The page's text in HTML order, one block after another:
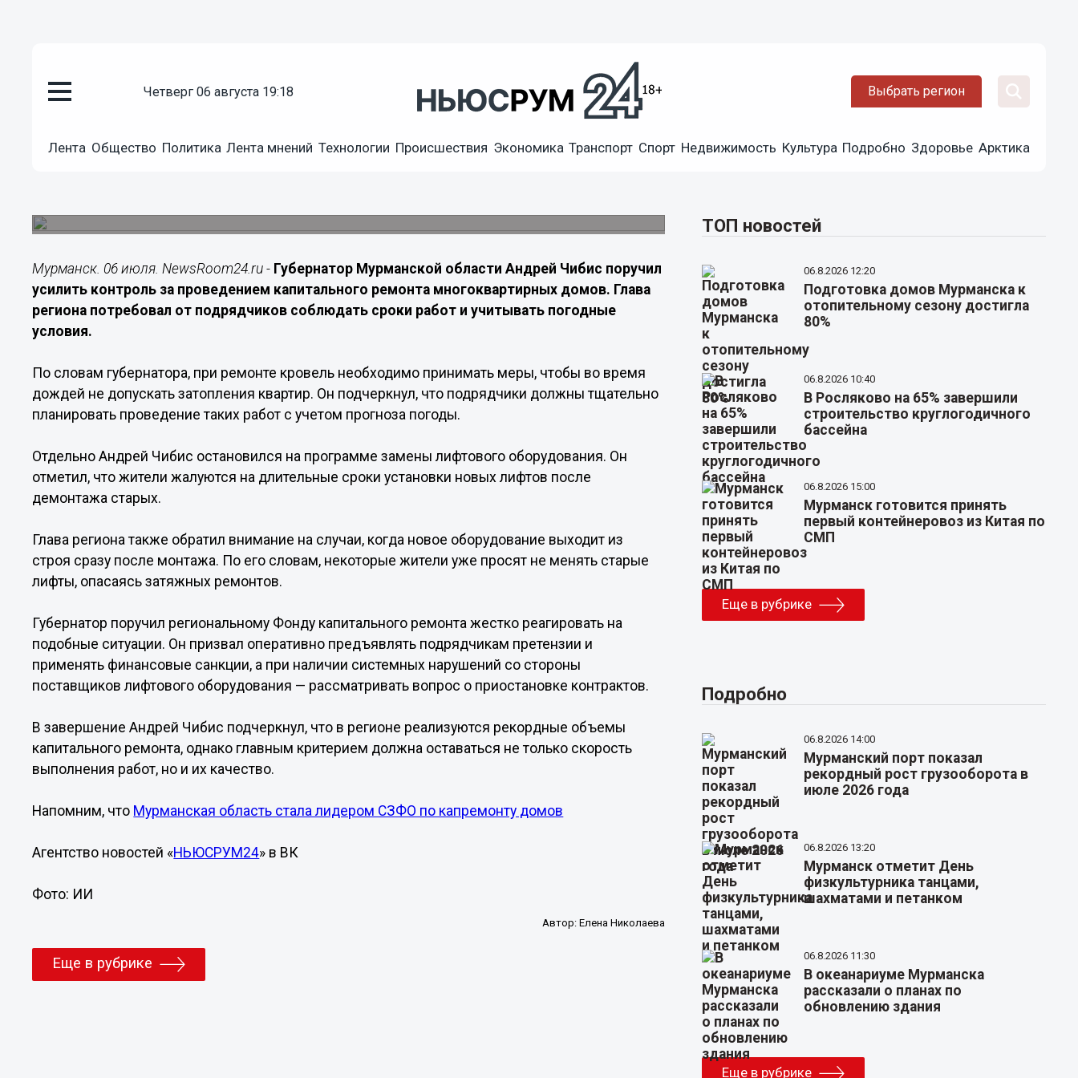
четверг 06 августа 19:18 Выбрать регион
Лента Общество Политика Лента мнений Технологии Происшествия Экономика Транспорт Спорт Недвижимость Культура Подробно Здоровье Арктика
Чибис призвал подрядчиков учитывать погоду при
Мурманск. 06 июля. NewsRoom24.ru - Губернатор Мурманской области Андрей Чибис поручил
усилить контроль за проведением капитального ремонта многоквартирных домов. Глава
региона потребовал от подрядчиков соблюдать сроки работ и учитывать погодные
условия.
По словам губернатора, при ремонте кровель необходимо принимать меры, чтобы во время
дождей не допускать затопления квартир. Он подчеркнул, что подрядчики должны тщательно
планировать проведение таких работ с учетом прогноза погоды.
Отдельно Андрей Чибис остановился на программе замены лифтового оборудования. Он
отметил, что жители жалуются на длительные сроки установки новых лифтов после
демонтажа старых.
Глава региона также обратил внимание на случаи, когда новое оборудование выходит из
строя сразу после монтажа. По его словам, некоторые жители уже просят не менять старые
лифты, опасаясь затяжных ремонтов.
Губернатор поручил региональному Фонду капитального ремонта жестко реагировать на
подобные ситуации. Он призвал оперативно предъявлять подрядчикам претензии и
применять финансовые санкции, а при наличии системных нарушений со стороны
поставщиков лифтового оборудования — рассматривать вопрос о приостановке контрактов.
В завершение Андрей Чибис подчеркнул, что в регионе реализуются рекордные объемы
капитального ремонта, однако главным критерием должна оставаться не только скорость
выполнения работ, но и их качество.
Напомним, что Мурманская область стала лидером СЗФО по капремонту домов
Агентство новостей «НЬЮСРУМ24» в ВК
Фото: ИИ
Автор: Елена Николаева
Еще в рубрике
ТОП новостей
06.8.2026 12:20
Подготовка домов Мурманска к
отопительному сезону достигла
80%
06.8.2026 10:40
В Росляково на 65% завершили
строительство круглогодичного
бассейна
06.8.2026 15:00
Мурманск готовится принять
первый контейнеровоз из Китая по
СМП
Еще в рубрике
Подробно
06.8.2026 14:00
Мурманский порт показал
рекордный рост грузооборота в
июле 2026 года
06.8.2026 13:20
Мурманск отметит День
физкультурника танцами,
шахматами и петанком
06.8.2026 11:30
В океанариуме Мурманска
рассказали о планах по
обновлению здания
Еще в рубрике